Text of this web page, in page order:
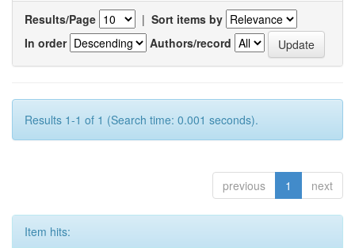
Results/Page | Sort items by
In order
Authors/record
Results 1-1 of 1 (Search time: 0.001 seconds).
previous 1 next
Item hits: